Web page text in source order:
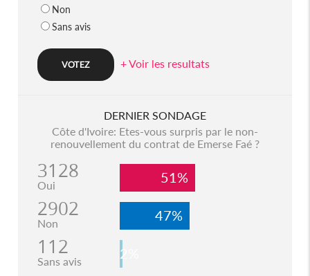
Non
Sans avis
+ Voir les resultats
DERNIER SONDAGE
Côte d'Ivoire: Etes-vous surpris par le non-
renouvellement du contrat de Emerse Faé ?
3128
Oui 51%
2902
Non 47%
112
Sans avis 2%